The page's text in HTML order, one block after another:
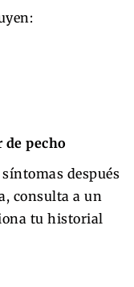
de pecho
después
consulta a un
tu historial